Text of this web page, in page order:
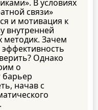
В условиях
связи»
и мотивация к
внутренней
методик. Зачем
Однако
о
барьер
начав с